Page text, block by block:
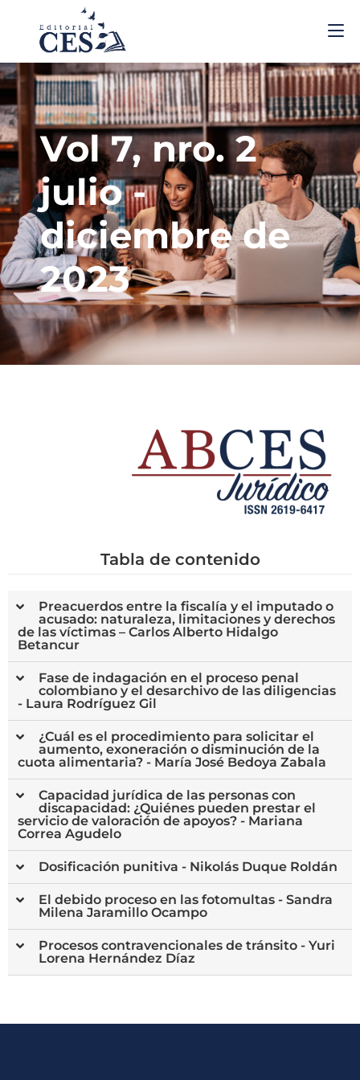
Vol 7, nro. 2
julio -
diciembre de
2023
Tabla de contenido
Preacuerdos entre la fiscalía y el imputado o
acusado: naturaleza, limitaciones y derechos
de las víctimas – Carlos Alberto Hidalgo
Betancur
Fase de indagación en el proceso penal
colombiano y el desarchivo de las diligencias
- Laura Rodríguez Gil
¿Cuál es el procedimiento para solicitar el
aumento, exoneración o disminución de la
cuota alimentaria? - María José Bedoya Zabala
Capacidad jurídica de las personas con
discapacidad: ¿Quiénes pueden prestar el
servicio de valoración de apoyos? - Mariana
Correa Agudelo
Dosificación punitiva - Nikolás Duque Roldán
El debido proceso en las fotomultas - Sandra
Milena Jaramillo Ocampo
Procesos contravencionales de tránsito - Yuri
Lorena Hernández Díaz